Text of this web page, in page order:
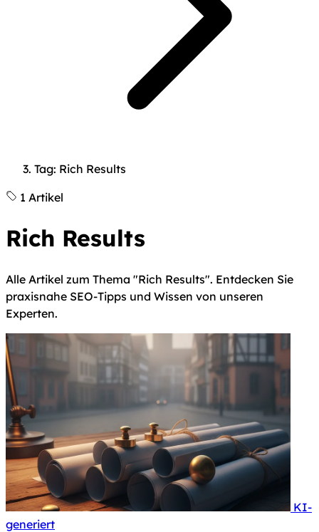
Tag: Rich Results
1 Artikel
Rich Results
Alle Artikel zum Thema "Rich Results". Entdecken Sie
praxisnahe SEO-Tipps und Wissen von unseren
Experten.
KI-
generiertHinweis nach Art. 50 KI-Verordnung: Dieses